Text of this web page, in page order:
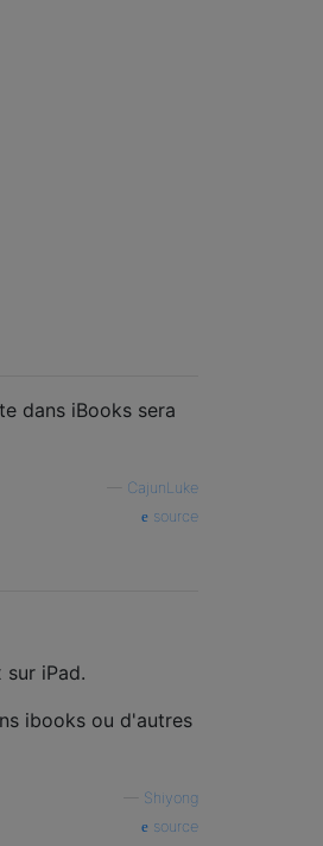
dans iBooks sera
CajunLuke
source
iPad.
ibooks ou d'autres
Shiyong
source